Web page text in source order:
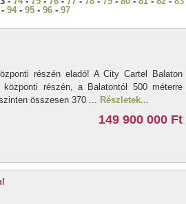
- 94- 95 - 96 - 97
részén eladó! A City Cartel Balaton
központi részén, a Balatontól 500 méterre
összesen 370 ... Részletek...
149 900 000 Ft